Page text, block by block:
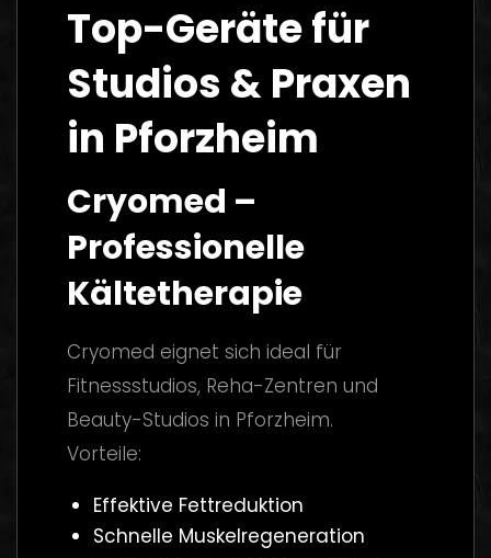
Top-Geräte für
Studios & Praxen
in Pforzheim
Cryomed –
Professionelle
Kältetherapie
Cryomed eignet sich ideal für
Fitnessstudios, Reha-Zentren und
Beauty-Studios in Pforzheim.
Vorteile:
Effektive Fettreduktion
Schnelle Muskelregeneration